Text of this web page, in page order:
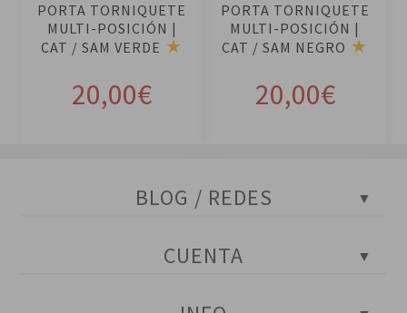
PORTA TORNIQUETE
MULTI-POSICIÓN |
CAT / SAM VERDE
20,00€
to
PORTA TORNIQUETE
MULTI-POSICIÓN |
CAT / SAM NEGRO
20,00€
to
BLOG / REDES
Tests policialesCUENTA